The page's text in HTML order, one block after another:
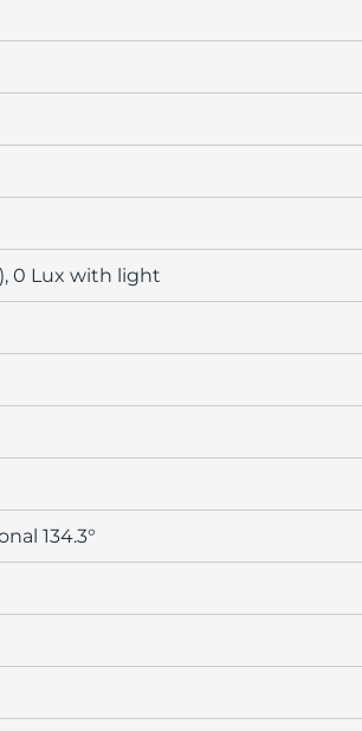
0 Lux with light
134.3°